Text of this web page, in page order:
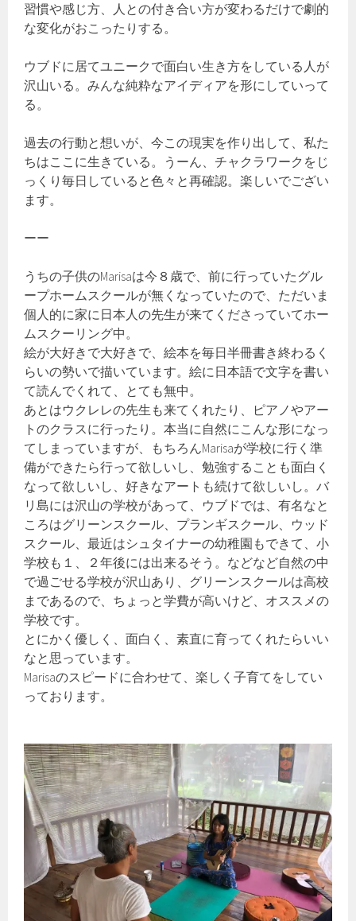
習慣や感じ方、人との付き合い方が変わるだけで劇的
な変化がおこったりする。
ウブドに居てユニークで面白い生き方をしている人が
沢山いる。みんな純粋なアイディアを形にしていって
る。
過去の行動と想いが、今この現実を作り出して、私た
ちはここに生きている。うーん、チャクラワークをじ
っくり毎日していると色々と再確認。楽しいでござい
ます。
ーー
うちの子供のMarisaは今８歳で、前に行っていたグル
ープホームスクールが無くなっていたので、ただいま
個人的に家に日本人の先生が来てくださっていてホー
ムスクーリング中。
絵が大好きで大好きで、絵本を毎日半冊書き終わるく
らいの勢いで描いています。絵に日本語で文字を書い
て読んでくれて、とても無中。
あとはウクレレの先生も来てくれたり、ピアノやアー
トのクラスに行ったり。本当に自然にこんな形になっ
てしまっていますが、もちろんMarisaが学校に行く準
備ができたら行って欲しいし、勉強することも面白く
なって欲しいし、好きなアートも続けて欲しいし。バ
リ島には沢山の学校があって、ウブドでは、有名なと
ころはグリーンスクール、プランギスクール、ウッド
スクール、最近はシュタイナーの幼稚園もできて、小
学校も１、２年後には出来るそう。などなど自然の中
で過ごせる学校が沢山あり、グリーンスクールは高校
まであるので、ちょっと学費が高いけど、オススメの
学校です。
とにかく優しく、面白く、素直に育ってくれたらいい
なと思っています。
Marisaのスピードに合わせて、楽しく子育てをしてい
っております。